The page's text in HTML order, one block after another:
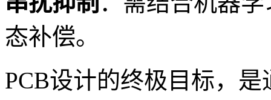
态补偿。
PCB设计的终极目标，